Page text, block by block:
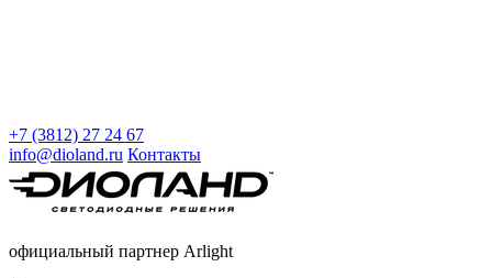
+7 (3812) 27 24 67
info@dioland.ru Контакты
официальный партнер Arlight